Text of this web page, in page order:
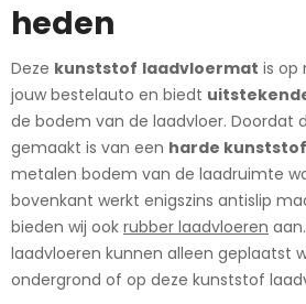
heden
Deze kunststof laadvloermat is op
jouw bestelauto en biedt
de bodem van de laadvloer. Doordat
gemaakt is van een harde kunststof
metalen bodem van de laadruimte
bovenkant werkt enigszins antislip
bieden wij ook rubber laadvloeren
laadvloeren kunnen alleen geplaatst
ondergrond of op deze kunststof